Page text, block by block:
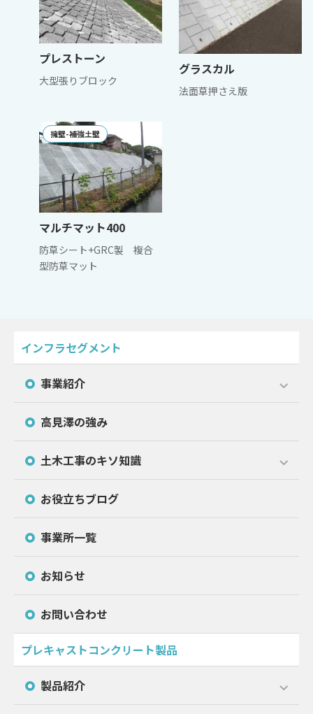
プレストーン
大型張りブロック
グラスカル
法面草押さえ版
マルチマット400
擁壁-補強土壁
防草シート+GRC製 複合
型防草マット
インフラセグメント
事業紹介
高見澤の強み
土木工事のキソ知識
お役立ちブログ
事業所一覧
お知らせ
お問い合わせ
プレキャストコンクリート製品
製品紹介